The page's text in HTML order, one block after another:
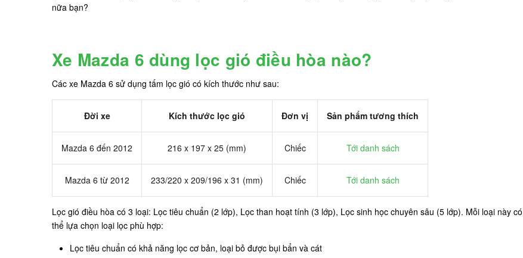
nữa bạn?
Xe Mazda 6 dùng lọc gió điều hòa nào?
Các xe Mazda 6 sử dụng tấm lọc gió có kích thước như sau:
Đời xe Kích thước lọc gió Đơn vị Sản phẩm tương thích
Mazda 6 đến 2012 216 x 197 x 25 (mm) Chiếc Tới danh sách
Mazda 6 từ 2012 233/220 x 209/196 x 31 (mm) Chiếc Tới danh sách
Lọc gió điều hòa có 3 loại: Lọc tiêu chuẩn (2 lớp), Lọc than hoạt tính (3 lớp), Lọc sinh học chuyên sâu (5 lớp). Mỗi loại này
thể lựa chọn loại lọc phù hợp:
Lọc tiêu chuẩn có khả năng lọc cơ bản, loại bỏ được bụi bẩn và cát